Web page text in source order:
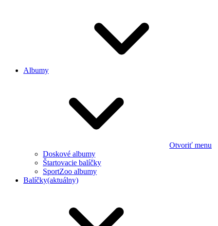
Albumy
Otvoriť menu
Doskové albumy
Štartovacie balíčky
SportZoo albumy
Balíčky(aktuálny)